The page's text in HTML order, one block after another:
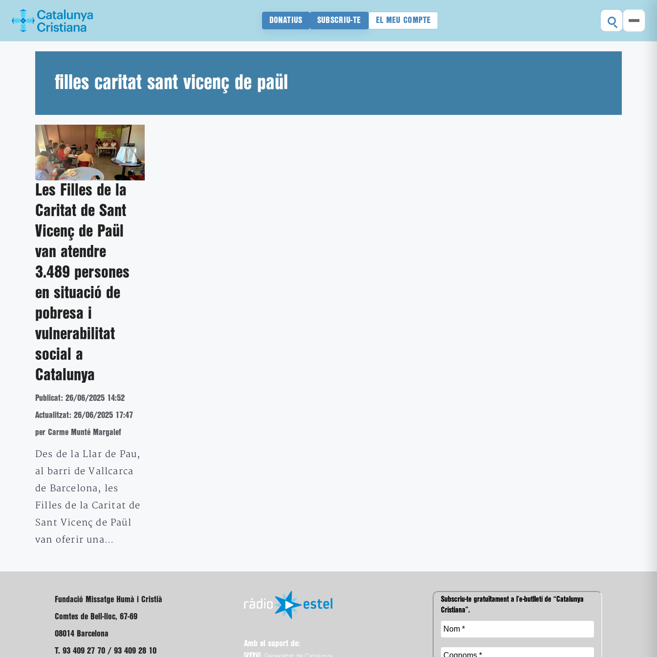
DONATIUS SUBSCRIU-TE EL MEU COMPTE
filles caritat sant vicenç de paül
Les Filles de la
Caritat de Sant
Vicenç de Paül
van atendre
3.489 persones
en situació de
pobresa i
vulnerabilitat
social a
Catalunya
Publicat: 26/06/2025 14:52
Actualitzat: 26/06/2025 17:47
per Carme Munté Margalef
Des de la Llar de Pau,
al barri de Vallcarca
de Barcelona, les
Filles de la Caritat de
Sant Vicenç de Paül
van oferir una…
Fundació Missatge Humà i Cristià
Comtes de Bell-lloc, 67-69
08014 Barcelona
T. 93 409 27 70 / 93 409 28 10
Amb el suport de:
Subscriu-te gratuïtament a l’e-butlletí de “Catalunya
Cristiana”.